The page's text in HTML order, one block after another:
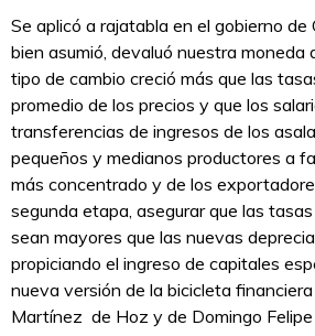
Se aplicó a rajatabla en el gobierno de
bien asumió, devaluó nuestra moneda
tipo de cambio creció más que las
promedio de los precios y que los
transferencias de ingresos de los
pequeños y medianos productores a
más concentrado y de los
segunda etapa, asegurar que las
sean mayores que las nuevas
propiciando el ingreso de capitales
nueva versión de la bicicleta
Martínez de Hoz y de Domingo Felipe